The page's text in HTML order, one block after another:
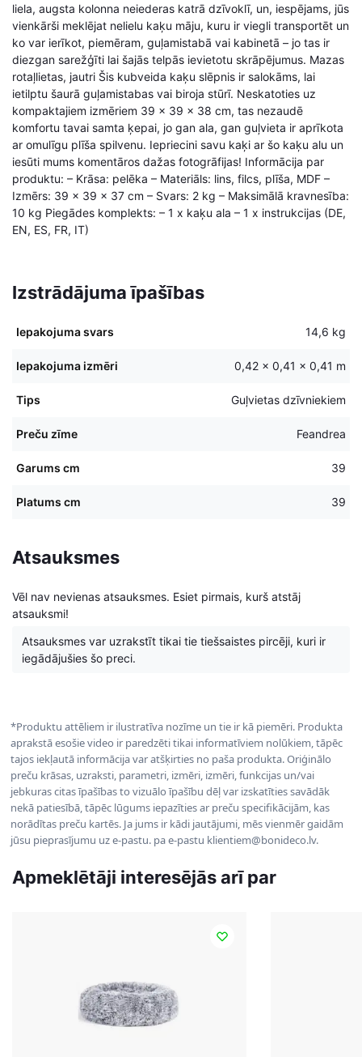
liela, augsta kolonna neiederas katrā dzīvoklī, un, iespējams, jūs
vienkārši meklējat nelielu kaķu māju, kuru ir viegli transportēt un
ko var ierīkot, piemēram, guļamistabā vai kabinetā – jo tas ir
diezgan sarežģīti lai šajās telpās ievietotu skrāpējumus. Mazas
rotaļlietas, jautri Šis kubveida kaķu slēpnis ir salokāms, lai
ietilptu šaurā guļamistabas vai biroja stūrī. Neskatoties uz
kompaktajiem izmēriem 39 x 39 x 38 cm, tas nezaudē
komfortu tavai samta ķepai, jo gan ala, gan guļvieta ir aprīkota
ar omulīgu plīša spilvenu. Iepriecini savu kaķi ar šo kaķu alu un
iesūti mums komentāros dažas fotogrāfijas! Informācija par
produktu: – Krāsa: pelēka – Materiāls: lins, filcs, plīša, MDF –
Izmērs: 39 x 39 x 37 cm – Svars: 2 kg – Maksimālā kravnesība:
10 kg Piegādes komplekts: – 1 x kaķu ala – 1 x instrukcijas (DE,
EN, ES, FR, IT)
Izstrādājuma īpašības
Iepakojuma svars 14,6 kg
Iepakojuma izmēri 0,42 × 0,41 × 0,41 m
Tips Guļvietas dzīvniekiem
Preču zīme Feandrea
Garums cm 39
Platums cm 39
Atsauksmes
Vēl nav nevienas atsauksmes. Esiet pirmais, kurš atstāj
atsauksmi!
Atsauksmes var uzrakstīt tikai tie tiešsaistes pircēji, kuri ir
iegādājušies šo preci.
*Produktu attēliem ir ilustratīva nozīme un tie ir kā piemēri. Produkta
aprakstā esošie video ir paredzēti tikai informatīviem nolūkiem, tāpēc
tajos iekļautā informācija var atšķirties no paša produkta. Oriģinālo
preču krāsas, uzraksti, parametri, izmēri, izmēri, funkcijas un/vai
jebkuras citas īpašības to vizuālo īpašību dēļ var izskatīties savādāk
nekā patiesībā, tāpēc lūgums iepazīties ar preču specifikācijām, kas
norādītas preču kartēs. Ja jums ir kādi jautājumi, mēs vienmēr gaidām
jūsu pieprasījumu uz e-pastu. pa e-pastu klientiem@bonideco.lv.
Apmeklētāji interesējās arī par